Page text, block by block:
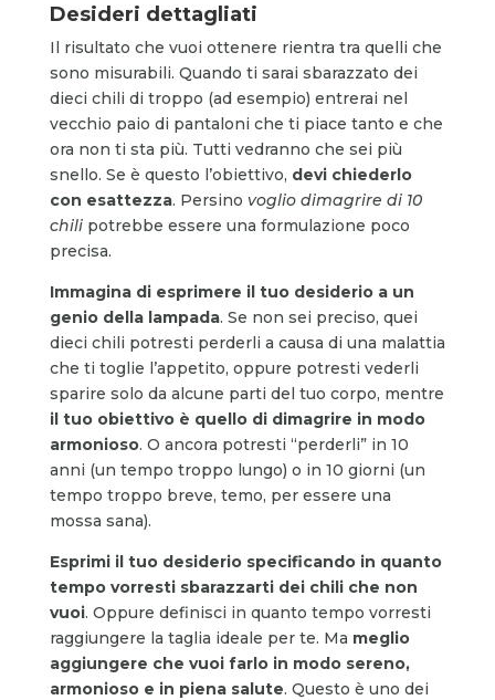
Desideri dettagliati
Il risultato che vuoi ottenere rientra tra quelli che
sono misurabili. Quando ti sarai sbarazzato dei
dieci chili di troppo (ad esempio) entrerai nel
vecchio paio di pantaloni che ti piace tanto e che
ora non ti sta più. Tutti vedranno che sei più
snello. Se è questo l’obiettivo, devi chiederlo
con esattezza. Persino voglio dimagrire di 10
chilipotrebbe essere una formulazione poco
precisa.
Immagina di esprimere il tuo desiderio a un
genio della lampada. Se non sei preciso, quei
dieci chili potresti perderli a causa di una malattia
che ti toglie l’appetito, oppure potresti vederli
sparire solo da alcune parti del tuo corpo, mentre
il tuo obiettivo è quello di dimagrire in modo
armonioso. O ancora potresti “perderli” in 10
anni (un tempo troppo lungo) o in 10 giorni (un
tempo troppo breve, temo, per essere una
mossa sana).
Esprimi il tuo desiderio specificando in quanto
tempo vorresti sbarazzarti dei chili che non
vuoi. Oppure definisci in quanto tempo vorresti
raggiungere la taglia ideale per te. Ma meglio
aggiungere che vuoi farlo in modo sereno,
armonioso e in piena salute. Questo è uno dei